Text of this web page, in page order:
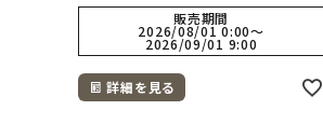
ようこそ ゲスト 様
person
販売期間
2026/08/01 0:00〜
2026/09/01 9:00
詳細を見る